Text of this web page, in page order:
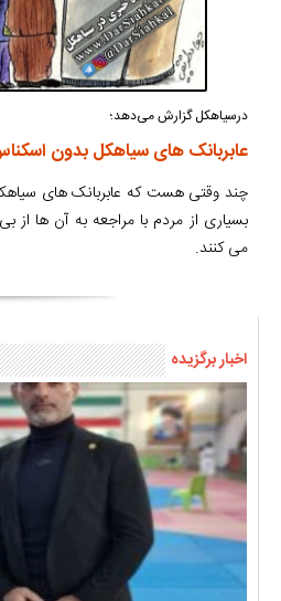
درسیاهکل گزارش می‌دهد؛
عابربانک های سیاهکل بدون
چند وقتی هست که عابربانک های
بسیاری از مردم با مراجعه به آن ها از
می کنند.
اخبار برگزیده